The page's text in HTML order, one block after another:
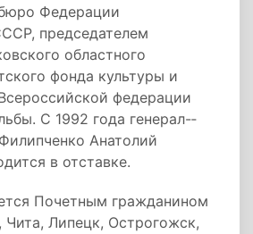
Федерации
председателем
областного
фонда культуры и
федерации
С 1992 года генерал-­
Анатолий
в отставке.
Почетным гражданином
Чита, Липецк, Острогожск,